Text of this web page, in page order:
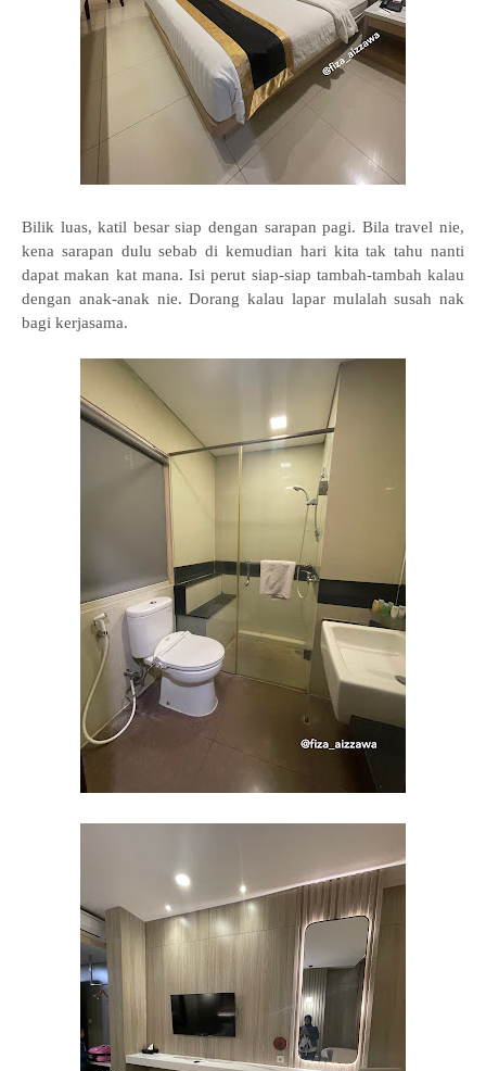
Bilik luas, katil besar siap dengan sarapan pagi. Bila travel nie,
kena sarapan dulu sebab di kemudian hari kita tak tahu nanti
dapat makan kat mana. Isi perut siap-siap tambah-tambah kalau
dengan anak-anak nie. Dorang kalau lapar mulalah susah nak
bagi kerjasama.